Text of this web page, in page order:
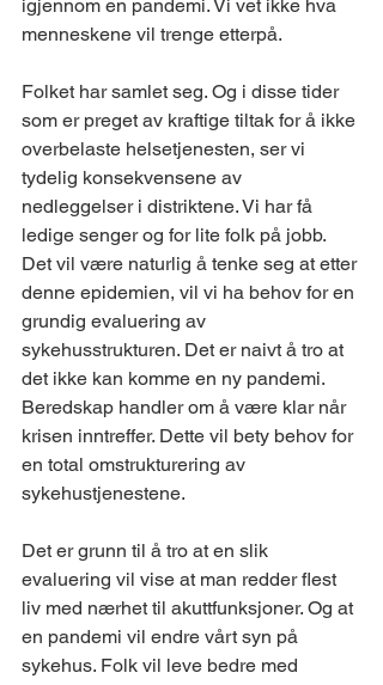
igjennom en pandemi. Vi vet ikke hva
menneskene vil trenge etterpå.
Folket har samlet seg. Og i disse tider
som er preget av kraftige tiltak for å ikke
overbelaste helsetjenesten, ser vi
tydelig konsekvensene av
nedleggelser i distriktene. Vi har få
ledige senger og for lite folk på jobb.
Det vil være naturlig å tenke seg at etter
denne epidemien, vil vi ha behov for en
grundig evaluering av
sykehusstrukturen. Det er naivt å tro at
det ikke kan komme en ny pandemi.
Beredskap handler om å være klar når
krisen inntreffer. Dette vil bety behov for
en total omstrukturering av
sykehustjenestene.
Det er grunn til å tro at en slik
evaluering vil vise at man redder flest
liv med nærhet til akuttfunksjoner. Og at
en pandemi vil endre vårt syn på
sykehus. Folk vil leve bedre med